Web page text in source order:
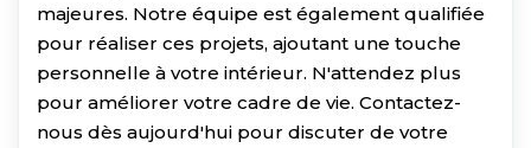
majeures. Notre équipe est également qualifiée
pour réaliser ces projets, ajoutant une touche
personnelle à votre intérieur. N'attendez plus
pour améliorer votre cadre de vie. Contactez-
nous dès aujourd'hui pour discuter de votre